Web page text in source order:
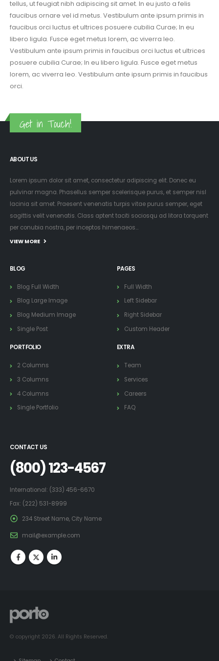
tellus, ut feugiat nibh adipiscing sit amet. In eu justo a felis
faucibus ornare vel id metus. Vestibulum ante ipsum primis in
faucibus orci luctus et ultrices posuere cubilia Curae; In eu
libero ligula. Fusce eget metus lorem, ac viverra leo.
Vestibulum ante ipsum primis in faucibus orci luctus et ultrices
posuere cubilia Curae; In eu libero ligula. Fusce eget metus
lorem, ac viverra leo. Vestibulum ante ipsum primis in faucibus
orci.
Get in Touch!
ABOUT US
Lorem ipsum dolor sit amet, consectetur adipiscing elit. Donec eu
pulvinar magna. Phasellus semper scelerisque purus, et semper nisl
lacinia sit amet. Praesent venenatis turpis vitae purus semper, eget
sagittis velit venenatis. Class aptent taciti sociosqu ad litora torquent
per conubia nostra, per inceptos himenaeos...
VIEW MORE
BLOG
Blog Full Width
Blog Large Image
Blog Medium Image
Single Post
PAGES
Full Width
Left Sidebar
Right Sidebar
Custom Header
PORTFOLIO
2 Columns
3 Columns
4 Columns
Single Portfolio
EXTRA
Team
Services
Careers
FAQ
CONTACT US
(800) 123-4567
International: (333) 456-6670
Fax: (222) 531-8999
234 Street Name, City Name
mail@example.com
© copyright 2026. All Rights Reserved.